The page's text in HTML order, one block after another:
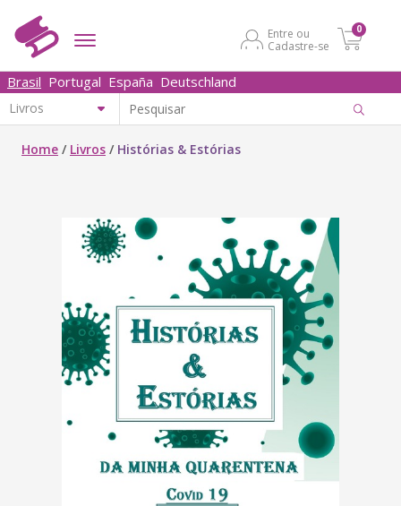
Entre ou
Cadastre-se
0
Brasil Portugal España Deutschland
Home / Livros / Histórias & Estórias